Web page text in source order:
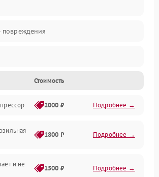
повреждения
Стоимость
2000 ₽ Подробнее →
1800 ₽ Подробнее →
и не
1500 ₽ Подробнее →